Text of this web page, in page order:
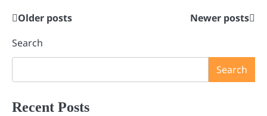
Posts
navigation
Older posts
Newer posts
Search
Search
Recent Posts